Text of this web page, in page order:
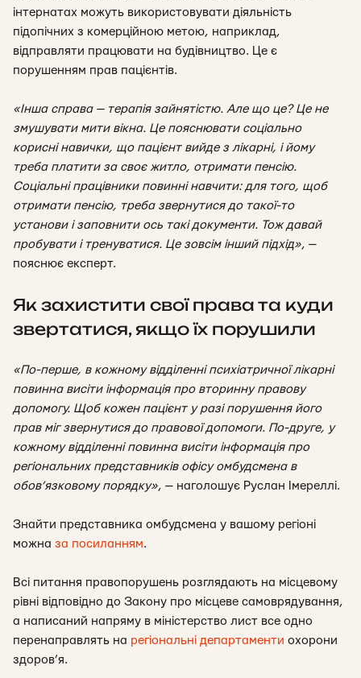
інтернатах можуть використовувати діяльність
підопічних з комерційною метою, наприклад,
відправляти працювати на будівництво. Це є
порушенням прав пацієнтів.
«Інша справа — терапія зайнятістю. Але що це? Це не
змушувати мити вікна. Це пояснювати соціально
корисні навички, що пацієнт вийде з лікарні, і йому
треба платити за своє житло, отримати пенсію.
Соціальні працівники повинні навчити: для того, щоб
отримати пенсію, треба звернутися до такої-то
установи і заповнити ось такі документи. Тож давай
пробувати і тренуватися. Це зовсім інший підхід», —
пояснює експерт.
Як захистити свої права та куди
звертатися, якщо їх порушили
«По-перше, в кожному відділенні психіатричної лікарні
повинна висіти інформація про вторинну правову
допомогу. Щоб кожен пацієнт у разі порушення його
прав міг звернутися до правової допомоги. По-друге, у
кожному відділенні повинна висіти інформація про
регіональних представників офісу омбудсмена в
обов’язковому порядку», — наголошує Руслан Імереллі.
Знайти представника омбудсмена у вашому регіоні
можна за посиланням.
Всі питання правопорушень розглядають на місцевому
рівні відповідно до Закону про місцеве самоврядування,
а написаний напряму в міністерство лист все одно
перенаправлять на регіональні департаменти охорони
здоров’я.